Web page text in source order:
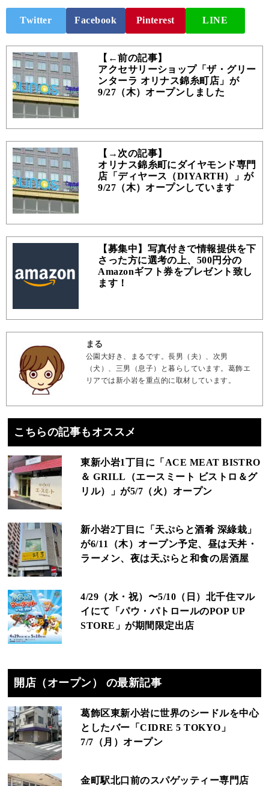
Twitter Facebook Pinterest LINE
【←前の記事】
アクセサリーショップ「ザ・グリー
ンターラ オリナス錦糸町店」が
9/27（木）オープンしました
【→次の記事】
オリナス錦糸町にダイヤモンド専門
店「ディヤース（DIYARTH）」が
9/27（木）オープンしています
【募集中】写真付きで情報提供を下
さった方に選考の上、500円分の
Amazonギフト券をプレゼント致し
ます！
まる
公園大好き、まるです。長男（夫）、次男
（犬）、三男（息子）と暮らしています。葛飾エ
リアでは新小岩を重点的に取材しています。
こちらの記事もオススメ
東新小岩1丁目に「ACE MEAT BISTRO
＆ GRILL（エースミート ビストロ＆グ
リル）」が5/7（火）オープン
新小岩2丁目に「天ぷらと酒肴 深綠栽」
が6/11（木）オープン予定、昼は天丼・
ラーメン、夜は天ぷらと和食の居酒屋
4/29（水・祝）〜5/10（日）北千住マル
イにて「パウ・パトロールのPOP UP
STORE」が期間限定出店
開店（オープン） の最新記事
葛飾区東新小岩に世界のシードルを中心
としたバー「CIDRE 5 TOKYO」
7/7（月）オープン
金町駅北口前のスパゲッティー専門店